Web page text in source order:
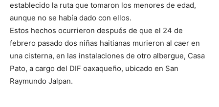
establecido la ruta que tomaron los menores de edad,
aunque no se había dado con ellos.
Estos hechos ocurrieron después de que el 24 de
febrero pasado dos niñas haitianas murieron al caer en
una cisterna, en las instalaciones de otro albergue, Casa
Pato, a cargo del DIF oaxaqueño, ubicado en San
Raymundo Jalpan.